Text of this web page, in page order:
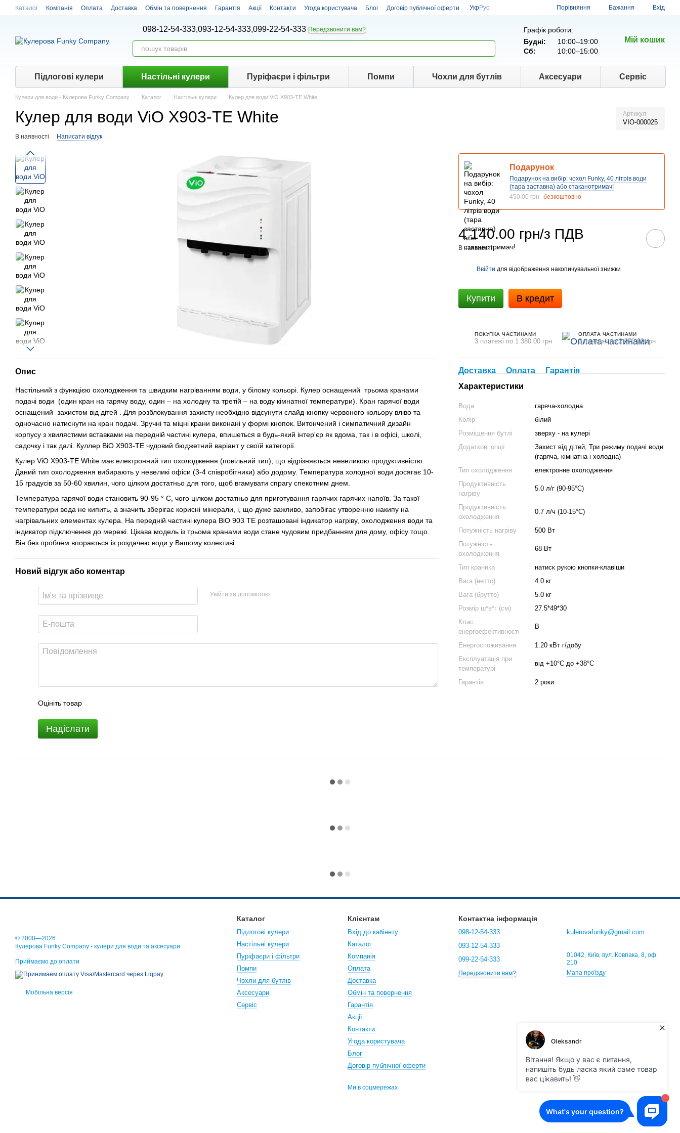
Перейти до основного контенту
Каталог Компанія Оплата Доставка Обмін та повернення Гарантія Акції Контакти Угода користувача Блог Договір публічної оферти УкрРус Порівняння Бажання Вхід
098-12-54-333,093-12-54-333,099-22-54-333 Передзвонити вам?
Графік роботи:
Будні:
10:00–19:00
Сб:
10:00–15:00
Мій кошик
Підлогові кулери Настiльнi кулери Пуріфаєри і фільтри Помпи Чохли для бутлів Аксесуари Сервіс
Кулери для води - Кулерова Funky Company Каталог Настiльнi кулери Кулер для води ViO X903-TE White
Кулер для води ViO X903-TE White Артикул
VIO-000025
В наявності Написати відгук
Опис
Настільний з функцією охолодження та швидким нагріванням води, у білому кольорі. Кулер оснащений трьома кранами
подачі води (один кран на гарячу воду, один – на холодну та третій – на воду кімнатної температури). Кран гарячої води
оснащений захистом від дітей . Для розблокування захисту необхідно відсунути слайд-кнопку червоного кольору вліво та
одночасно натиснути на кран подачі. Зручні та міцні крани виконані у формі кнопок. Витончений і симпатичний дизайн
корпусу з хвилястими вставками на передній частині кулера, впишеться в будь-який інтер'єр як вдома, так і в офісі, школі,
садочку і так далі. Куллер ВіО Х903-ТЕ чудовий бюджетний варіант у своїй категорії.
Кулер ViO X903-TE White має електронний тип охолодження (повільний тип), що відрізняється невеликою продуктивністю.
Даний тип охолодження вибирають у невеликі офіси (3-4 співробітники) або додому. Температура холодної води досягає 10-
15 градусів за 50-60 хвилин, чого цілком достатньо для того, щоб вгамувати спрагу спекотним днем.
Температура гарячої води становить 90-95 ° С, чого цілком достатньо для приготування гарячих гарячих напоїв. За такої
температури вода не кипить, а значить зберігає корисні мінерали, і, що дуже важливо, запобігає утворенню накипу на
нагрівальних елементах кулера. На передній частині кулера ВіО 903 ТЕ розташовані індикатор нагріву, охолодження води та
індикатор підключення до мережі. Цікава модель із трьома кранами води стане чудовим придбанням для дому, офісу тощо.
Він без проблем впорається із роздачею води у Вашому колективі.
Новий відгук або коментар
Увійти за допомогою
Оцініть товар
Надіслати
Подарунок
Подарунок на вибір: чохол Funky, 40 літрів води
(тара заставна) або стаканотримач!
450.00 грн безкоштовно
4 140.00 грн/з ПДВ
В наявності
Ввійти для відображення накопичувальної знижки
Купити В кредит
ПОКУПКА ЧАСТИНАМИ
3 платежі по 1 380.00 грн
ОПЛАТА ЧАСТИНАМИ
2 платежі по 2 070.00 грн
Доставка Оплата
Гарантія
Характеристики
Вода
гаряча-холодна
Колір
білий
Розміщення бутлі
зверху - на кулері
Додаткові опції
Захист від дітей, Три режиму подачі води
(гаряча, кімнатна і холодна)
Тип охолодження
електронне охолодження
Продуктивність
нагріву
5.0 л/г (90-95°C)
Продуктивність
охолодження
0.7 л/ч (10-15°C)
Потужність нагрiву
500 Вт
Потужність
охолодження
68 Вт
Тип краника
натиск рукою кнопки-клавiши
Вага (нетто)
4.0 кг
Вага (брутто)
5.0 кг
Розмір ш*в*г (см)
27.5*49*30
Клас
енергоефективності
В
Енергоспоживання
1.20 кВт г/добу
Експлуатація при
температурі
від +10°C до +38°C
Гарантія 2 роки
© 2000—2026
Кулерова Funky Company - кулери для води та аксесуари
Приймаємо до оплати
Мобільна версія
Каталог
Підлогові кулери
Настiльнi кулери
Пуріфаєри і фільтри
Помпи
Чохли для бутлів
Аксесуари
Сервіс
Клієнтам
Вхід до кабінету
Каталог
Компанія
Оплата
Доставка
Обмін та повернення
Гарантія
Акції
Контакти
Угода користувача
Блог
Договір публічної оферти
Ми в соцмережах
Контактна інформація
098-12-54-333
093-12-54-333
099-22-54-333
Передзвонити вам?
kulerovafunky@gmail.com
01042, Київ, вул. Ковпака, 8, оф.
210
Мапа проїзду